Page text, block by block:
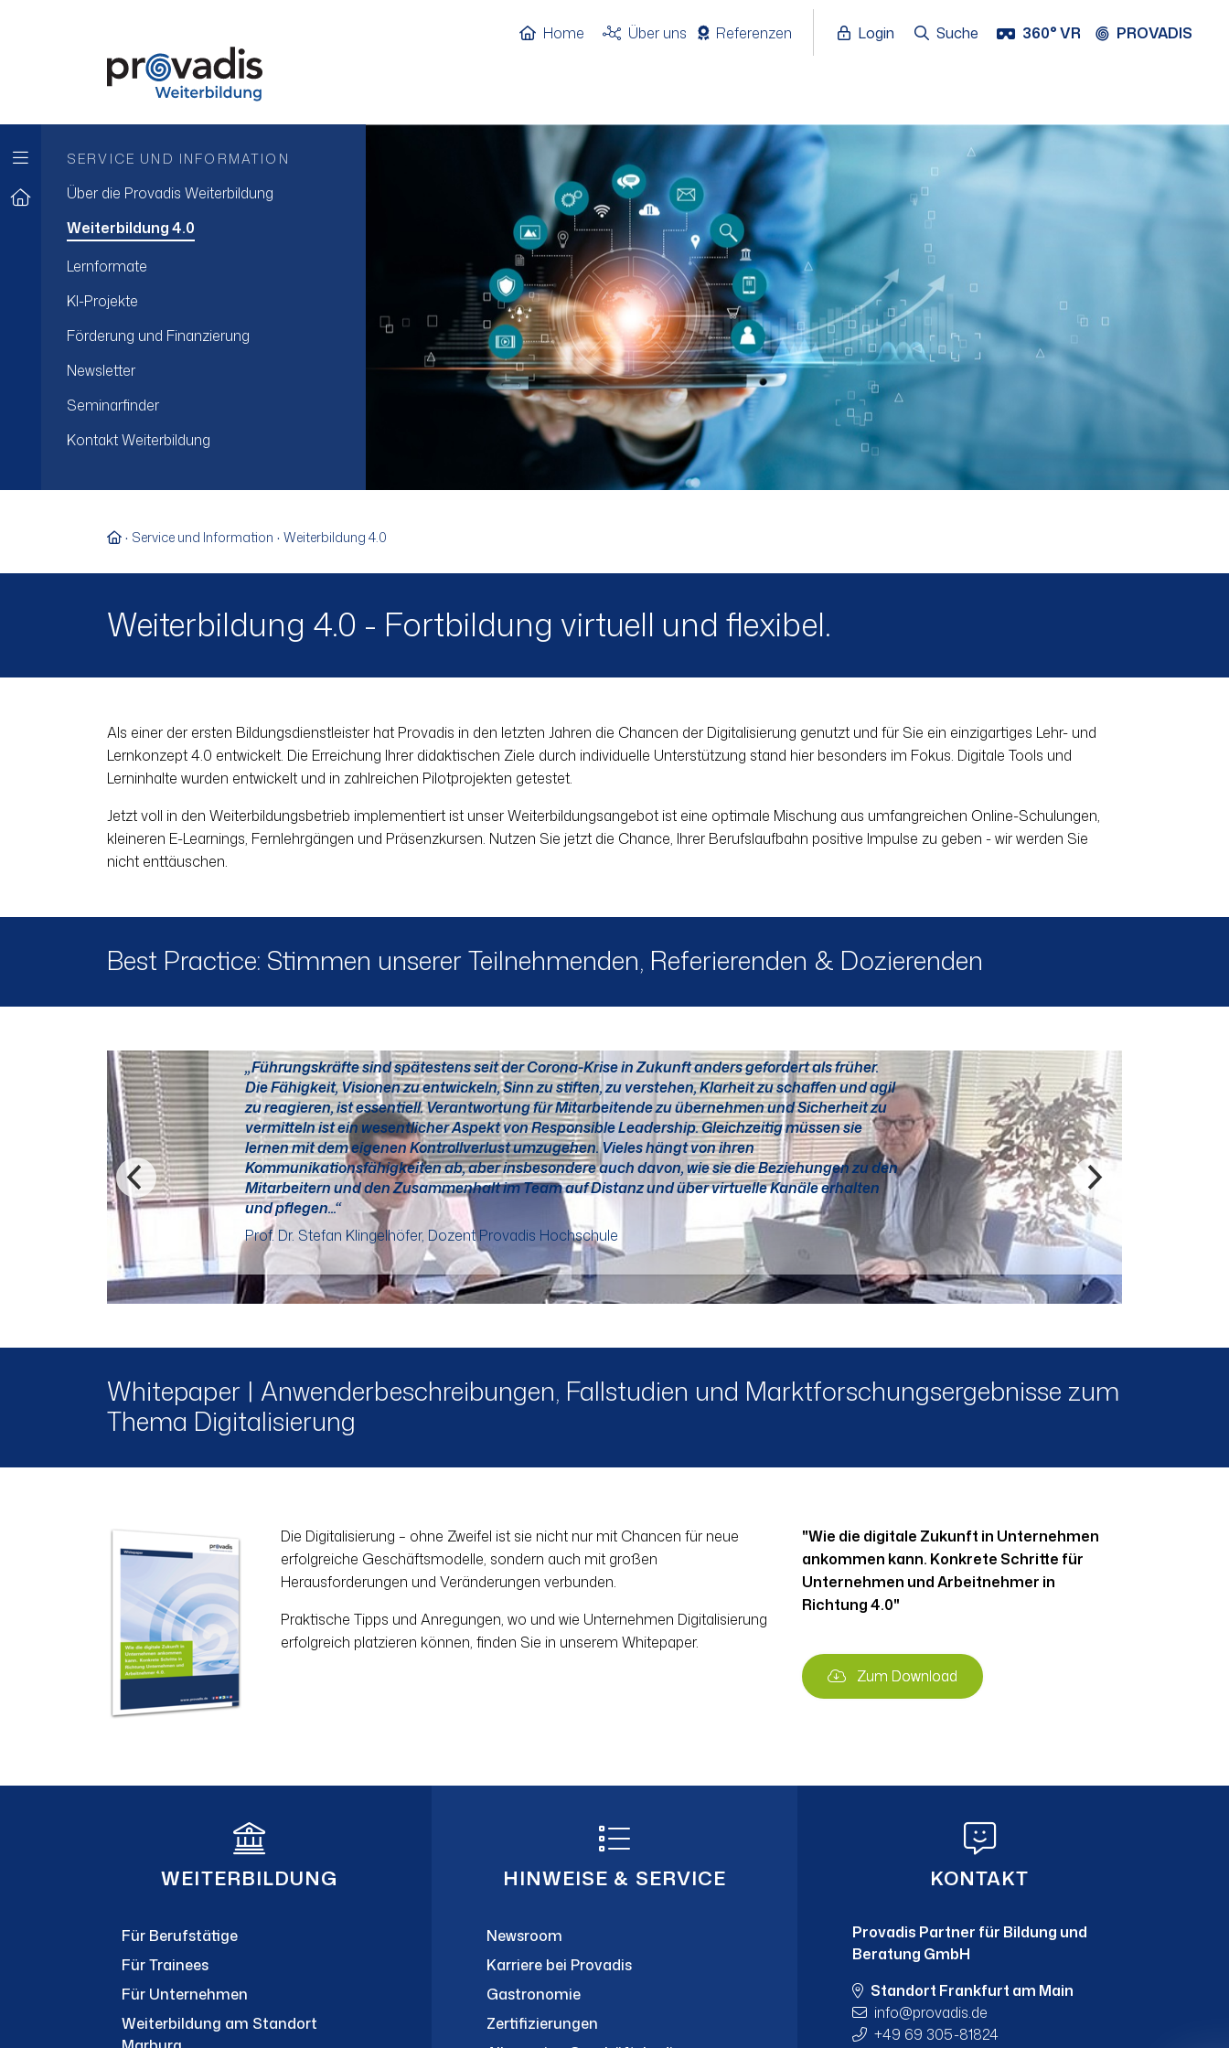
Home Über uns Referenzen Login Suche 360° VR PROVADIS
SERVICE UND INFORMATION
Über die Provadis Weiterbildung
Weiterbildung 4.0
Lernformate
KI-Projekte
Förderung und Finanzierung
Newsletter
Seminarfinder
Kontakt Weiterbildung
Zur Startseite
Service und Information Weiterbildung 4.0
Weiterbildung 4.0 - Fortbildung virtuell und flexibel.
Als einer der ersten Bildungsdienstleister hat Provadis in den letzten Jahren die Chancen der Digitalisierung genutzt und für Sie ein einzigartiges Lehr- und
Lernkonzept 4.0 entwickelt. Die Erreichung Ihrer didaktischen Ziele durch individuelle Unterstützung stand hier besonders im Fokus. Digitale Tools und
Lerninhalte wurden entwickelt und in zahlreichen Pilotprojekten getestet.
Jetzt voll in den Weiterbildungsbetrieb implementiert ist unser Weiterbildungsangebot ist eine optimale Mischung aus umfangreichen Online-Schulungen,
kleineren E-Learnings, Fernlehrgängen und Präsenzkursen. Nutzen Sie jetzt die Chance, Ihrer Berufslaufbahn positive Impulse zu geben - wir werden Sie
nicht enttäuschen.
Best Practice: Stimmen unserer Teilnehmenden, Referierenden & Dozierenden
„Führungskräfte sind spätestens seit der Corona-Krise in Zukunft anders gefordert als früher.
Die Fähigkeit, Visionen zu entwickeln, Sinn zu stiften, zu verstehen, Klarheit zu schaffen und agil
zu reagieren, ist essentiell. Verantwortung für Mitarbeitende zu übernehmen und Sicherheit zu
vermitteln ist ein wesentlicher Aspekt von Responsible Leadership. Gleichzeitig müssen sie
lernen mit dem eigenen Kontrollverlust umzugehen. Vieles hängt von ihren
Kommunikationsfähigkeiten ab, aber insbesondere auch davon, wie sie die Beziehungen zu den
Mitarbeitern und den Zusammenhalt im Team auf Distanz und über virtuelle Kanäle erhalten
und pflegen...“
Prof. Dr. Stefan Klingelhöfer, Dozent Provadis Hochschule
Whitepaper | Anwenderbeschreibungen, Fallstudien und Marktforschungsergebnisse zum
Thema Digitalisierung
Die Digitalisierung – ohne Zweifel ist sie nicht nur mit Chancen für neue
erfolgreiche Geschäftsmodelle, sondern auch mit großen
Herausforderungen und Veränderungen verbunden.
Praktische Tipps und Anregungen, wo und wie Unternehmen Digitalisierung
erfolgreich platzieren können, finden Sie in unserem Whitepaper.
"Wie die digitale Zukunft in Unternehmen
ankommen kann. Konkrete Schritte für
Unternehmen und Arbeitnehmer in
Richtung 4.0"
Zum Download
WEITERBILDUNG
Für Berufstätige
Für Trainees
Für Unternehmen
Weiterbildung am Standort
HINWEISE & SERVICE
Newsroom
Karriere bei Provadis
Gastronomie
Zertifizierungen
KONTAKT
Provadis Partner für Bildung und
Beratung GmbH
Standort Frankfurt am Main
info
provadis.de
+49 69 305-81824